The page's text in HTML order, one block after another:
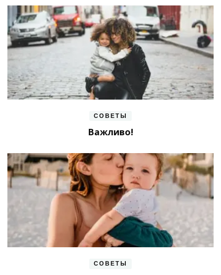
СОВЕТЫ
Важливо!
СОВЕТЫ